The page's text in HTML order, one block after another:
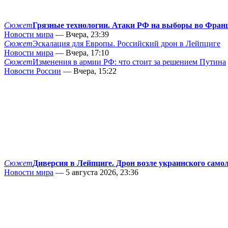
СюжетГрязные технологии. Атаки РФ на выборы во
Новости мира — Вчера, 23:39
СюжетЭскалация для Европы. Российский дрон в Лейпциге
Новости мира — Вчера, 17:10
СюжетИзменения в армии РФ: что стоит за решением Путина
Новости России — Вчера, 15:22
СюжетДиверсия в Лейпциге. Дрон возле украинского
Новости мира — 5 августа 2026, 23:36